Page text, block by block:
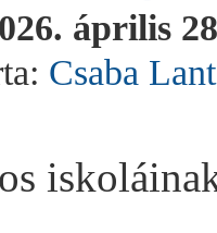
április
Csaba